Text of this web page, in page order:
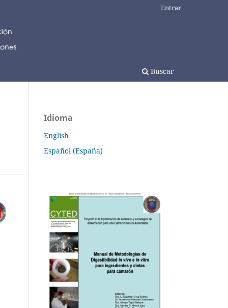
Buscar
Entrar
Idioma
English
Español (España)